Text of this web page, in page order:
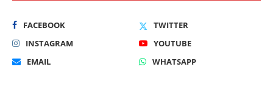
FACEBOOK
TWITTER
INSTAGRAM
YOUTUBE
EMAIL
WHATSAPP